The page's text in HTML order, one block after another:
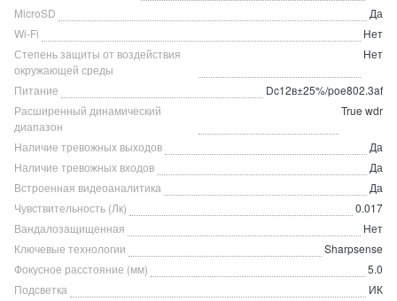
MicroSD
Да
Wi-Fi
Нет
Степень защиты от воздействия
окружающей среды
Нет
Питание
Dc12в±25%/poe802.3af
Расширенный динамический
диапазон
True wdr
Наличие тревожных выходов
Да
Наличие тревожных входов
Да
Встроенная видеоаналитика
Да
Чувствительность (Лк)
0.017
Вандалозащищенная
Нет
Ключевые технологии
Sharpsense
Фокусное расстояние (мм)
5.0
Подсветка
ИК